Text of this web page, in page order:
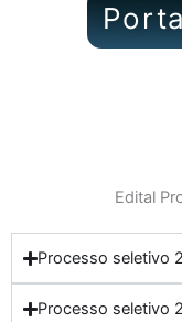
Edital
Processo seletivo
Processo seletivo